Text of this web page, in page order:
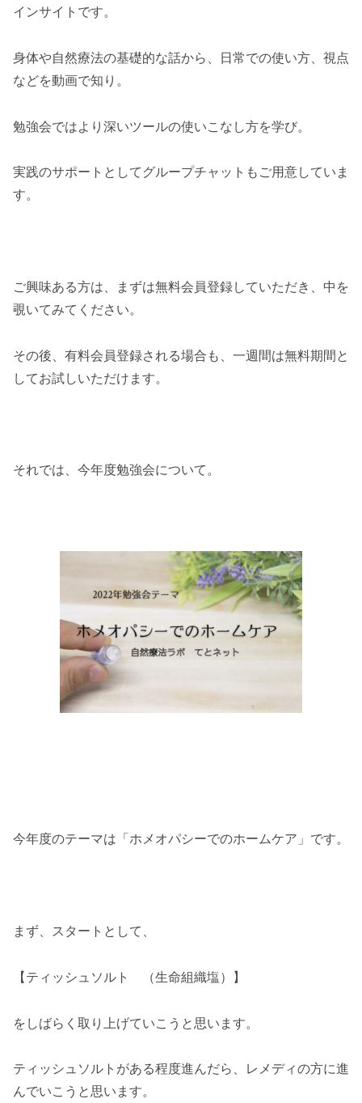
インサイトです。
身体や自然療法の基礎的な話から、日常での使い方、視点
などを動画で知り。
勉強会ではより深いツールの使いこなし方を学び。
実践のサポートとしてグループチャットもご用意していま
す。
ご興味ある方は、まずは無料会員登録していただき、中を
覗いてみてください。
その後、有料会員登録される場合も、一週間は無料期間と
してお試しいただけます。
それでは、今年度勉強会について。
今年度のテーマは「ホメオパシーでのホームケア」です。
まず、スタートとして、
【ティッシュソルト （生命組織塩）】
をしばらく取り上げていこうと思います。
ティッシュソルトがある程度進んだら、レメディの方に進
んでいこうと思います。